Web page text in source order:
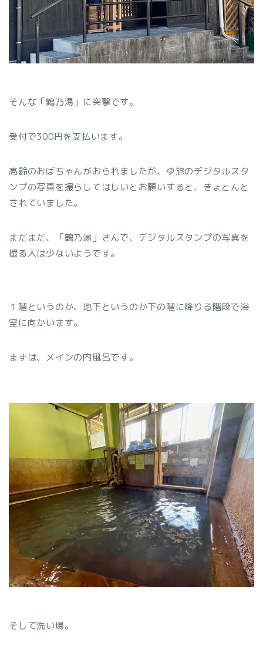
そんな「鶴乃湯」に突撃です。
受付で300円を支払います。
高齢のおばちゃんがおられましたが、ゆ旅のデジタルスタ
ンプの写真を撮らしてほしいとお願いすると、きょとんと
されていました。
まだまだ、「鶴乃湯」さんで、デジタルスタンプの写真を
撮る人は少ないようです。
１階というのか、地下というのか下の階に降りる階段で浴
室に向かいます。
まずは、メインの内風呂です。
そして洗い場。